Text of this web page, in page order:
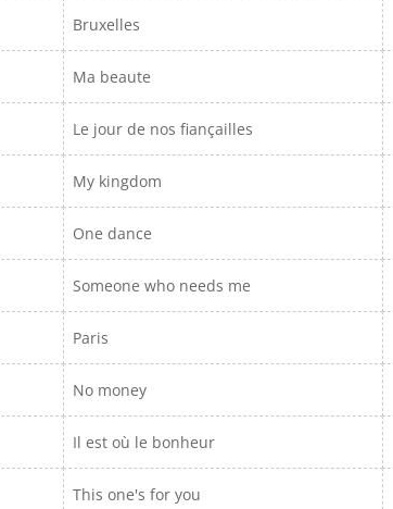
Bruxelles
Ma beaute
Le jour de nos fiançailles
My kingdom
One dance
Someone who needs me
Paris
No money
Il est où le bonheur
This one's for you